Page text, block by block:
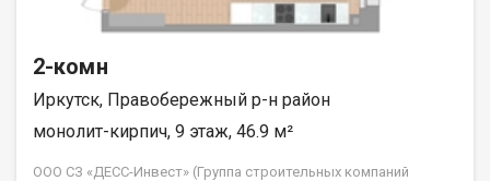
2-комн
Иркутск, Правобережный р-н район
монолит-кирпич, 9 этаж, 46.9 м²
ООО СЗ «ДЕСС-Инвест» (Группа строительных компаний